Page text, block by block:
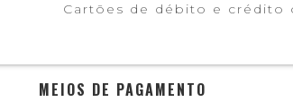
Cartões de débito e crédito
MEIOS DE PAGAMENTO